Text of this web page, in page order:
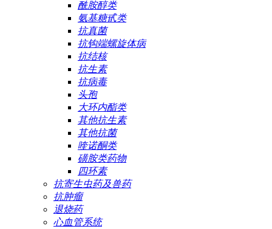
酰胺醇类
氨基糖甙类
抗真菌
抗钩端螺旋体病
抗结核
抗生素
抗病毒
头孢
大环内酯类
其他抗生素
其他抗菌
喹诺酮类
磺胺类药物
四环素
抗寄生虫药及兽药
抗肿瘤
退烧药
心血管系统